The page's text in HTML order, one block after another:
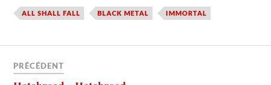
ALL SHALL FALL BLACK METAL IMMORTAL
PRÉCÉDENT